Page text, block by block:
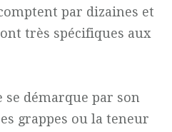
par dizaines et
très spécifiques aux
se démarque par son
grappes ou la teneur